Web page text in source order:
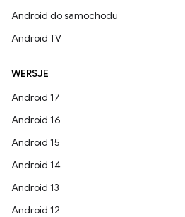
Android do samochodu
Android TV
WERSJE
Android 17
Android 16
Android 15
Android 14
Android 13
Android 12